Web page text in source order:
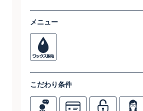
メニュー
こだわり条件